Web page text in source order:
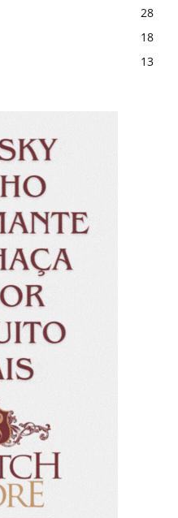
28
18
13